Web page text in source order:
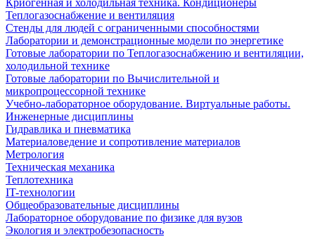
Криогенная и холодильная техника. Кондиционеры
Теплогазоснабжение и вентиляция
Стенды для людей с ограниченными способностями
Лаборатории и демонстрационные модели по энергетике
Готовые лаборатории по Теплогазоснабжению и вентиляции,
холодильной технике
Готовые лаборатории по Вычислительной и
микропроцессорной технике
Учебно-лабораторное оборудование. Виртуальные работы.
Инженерные дисциплины
Гидравлика и пневматика
Материаловедение и сопротивление материалов
Метрология
Техническая механика
Теплотехника
IT-технологии
Общеобразовательные дисциплины
Лабораторное оборудование по физике для вузов
Экология и электробезопасность